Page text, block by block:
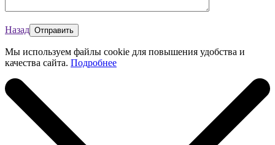
Назад
Мы используем файлы cookie для повышения удобства и
качества сайта. Подробнее